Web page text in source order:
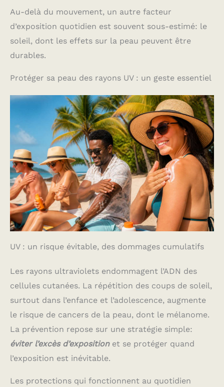
Au-delà du mouvement, un autre facteur
d’exposition quotidien est souvent sous-estimé: le
soleil, dont les effets sur la peau peuvent être
durables.
Protéger sa peau des rayons UV : un geste essentiel
UV : un risque évitable, des dommages cumulatifs
Les rayons ultraviolets endommagent l’ADN des
cellules cutanées. La répétition des coups de soleil,
surtout dans l’enfance et l’adolescence, augmente
le risque de cancers de la peau, dont le mélanome.
La prévention repose sur une stratégie simple:
éviter l’excès d’expositionet se protéger quand
l’exposition est inévitable.
Les protections qui fonctionnent au quotidien